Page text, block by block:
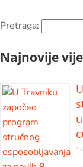
Pretraga:
Najnovije